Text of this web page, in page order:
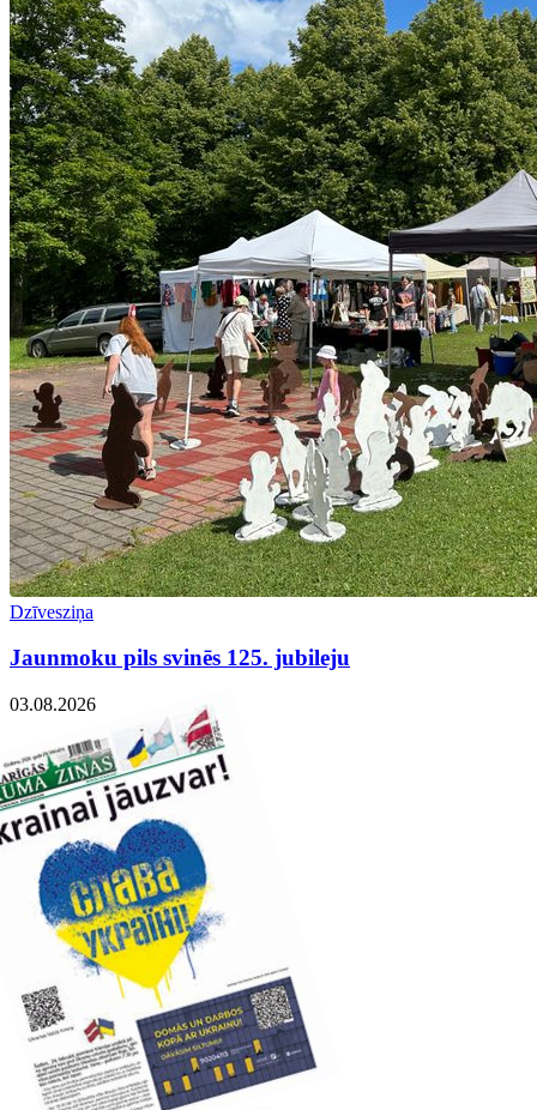
Dzīvesziņa
Jaunmoku pils svinēs 125. jubileju
03.08.2026